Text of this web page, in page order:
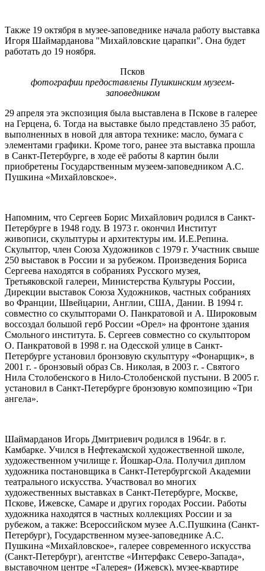
Также 19 октября в музее-заповеднике начала работу выставка
Игоря Шаймарданова "Михайловские царапки". Она будет
работать до 19 ноября.
Псков
фотографии предоставлены Пушкинским музеем-
заповедником
29 апреля эта экспозиция была выставлена в Пскове в галерее
на Герцена, 6. Тогда на выставке было представлено 35 работ,
выполненных в новой для автора технике: масло, бумага с
элементами графики. Кроме того, ранее эта выставка прошла
в Санкт-Петербурге, в ходе её работы 8 картин были
приобретены Государственным музеем-заповедником А.С.
Пушкина «Михайловское».
Напомним, что Сергеев Борис Михайлович родился в Санкт-
Петербурге в 1948 году. В 1973 г. окончил Институт
живописи, скульптуры и архитектуры им. И.Е.Репина.
Скульптор, член Союза Художников с 1979 г. Участник свыше
250 выставок в России и за рубежом. Произведения Бориса
Сергеева находятся в собраниях Русского музея,
Третьяковской галереи, Министерства Культуры России,
Дирекции выставок Союза Художников, частных собраниях
во Франции, Швейцарии, Англии, США, Дании. В 1994 г.
совместно со скульпторами О. Панкратовой и А. Широковым
воссоздал большой герб России «Орел» на фронтоне здания
Смольного института. Б. Сергеев совместно со скульптором
О. Панкратовой в 1998 г. на Одесской улице в Санкт-
Петербурге установил бронзовую скульптуру «Фонарщик», в
2001 г. - бронзовый образ Св. Николая, в 2003 г. - Святого
Нила Столобенского в Нило-Столобенской пустыни. В 2005 г.
установил в Санкт-Петербурге бронзовую композицию «Три
ангела».
Шаймарданов Игорь Дмитриевич родился в 1964г. в г.
Камбарке. Учился в Нефтекамской художественной школе,
художественном училище г. Йошкар-Ола. Получил диплом
художника постановщика в Санкт-Петербургской Академии
театрального искусства. Участвовал во многих
художественных выставках в Санкт-Петербурге, Москве,
Пскове, Ижевске, Самаре и других городах России. Работы
художника находятся в частных коллекциях России и за
рубежом, а также: Всероссийском музее А.С.Пушкина (Санкт-
Петербург), Государственном музее-заповеднике А.С.
Пушкина «Михайловское», галерее современного искусства
(Санкт-Петербург), агентстве «Интерфакс Северо-Запада»,
выставочном центре «Галерея» (Ижевск), музее-квартире